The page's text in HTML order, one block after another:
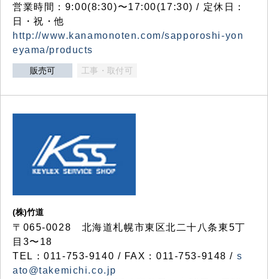
営業時間：9:00(8:30)〜17:00(17:30) / 定休日：
日・祝・他
http://www.kanamonoten.com/sapporoshi-yon
eyama/products
販売可 工事・取付可
(株)竹道
〒065-0028 北海道札幌市東区北二十八条東5丁
目3〜18
TEL：011-753-9140 / FAX：011-753-9148 / s
ato@takemichi.co.jp